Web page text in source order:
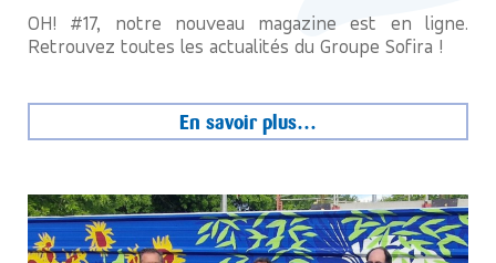
OH! #17, notre nouveau magazine est en ligne.
Retrouvez toutes les actualités du Groupe Sofira !
En savoir plus…